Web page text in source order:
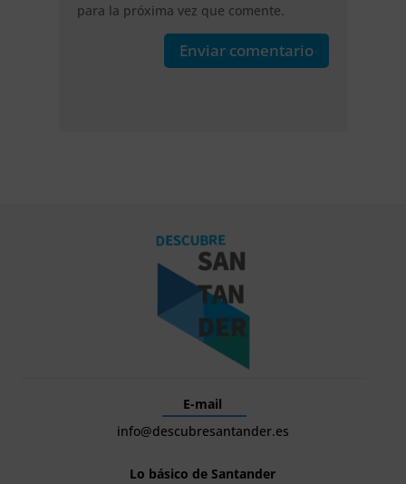
para la próxima vez que comente.
Enviar comentario
E-mail
info@descubresantander.es
Lo básico de Santander